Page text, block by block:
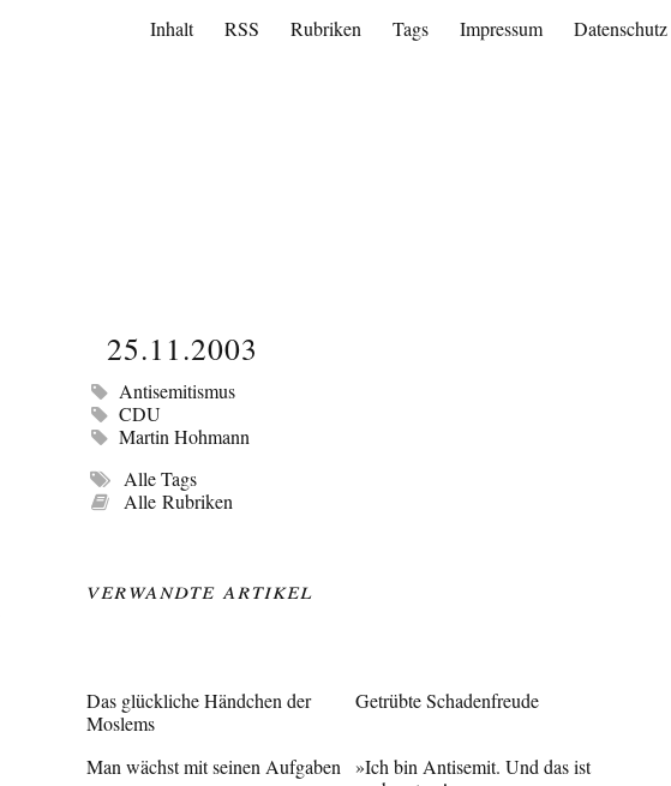
Inhalt RSS Rubriken Tags Impressum Datenschutz
25.11.2003
Antisemitismus
CDU
Martin Hohmann
Alle Tags
Alle Rubriken
Verwandte Artikel
Das glückliche Händchen der
Moslems
Getrübte Schadenfreude
Man wächst mit seinen Aufgaben »Ich bin Antisemit. Und das ist